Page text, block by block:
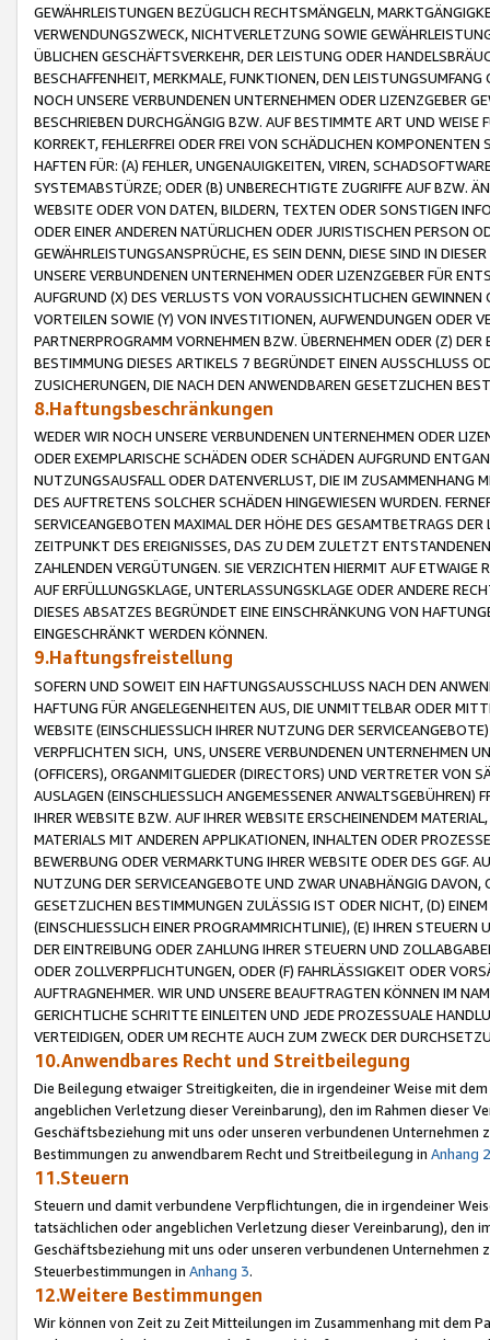
GEWÄHRLEISTUNGEN BEZÜGLICH RECHTSMÄNGELN,
VERWENDUNGSZWECK, NICHTVERLETZUNG SOWIE
ÜBLICHEN GESCHÄFTSVERKEHR, DER LEISTUNG ODER
BESCHAFFENHEIT, MERKMALE, FUNKTIONEN, DEN
NOCH UNSERE VERBUNDENEN UNTERNEHMEN ODER LIZENZGEBER
BESCHRIEBEN DURCHGÄNGIG BZW. AUF BESTIMMTE ART UND
KORREKT, FEHLERFREI ODER FREI VON SCHÄDLICHEN
HAFTEN FÜR: (A) FEHLER, UNGENAUIGKEITEN, VIREN,
SYSTEMABSTÜRZE; ODER (B) UNBERECHTIGTE ZUGRIFFE AUF BZW.
WEBSITE ODER VON DATEN, BILDERN, TEXTEN ODER SONSTIGEN
ODER EINER ANDEREN NATÜRLICHEN ODER JURISTISCHEN PERSON
GEWÄHRLEISTUNGSANSPRÜCHE, ES SEIN DENN, DIESE SIND IN
UNSERE VERBUNDENEN UNTERNEHMEN ODER LIZENZGEBER FÜR
AUFGRUND (X) DES VERLUSTS VON VORAUSSICHTLICHEN
VORTEILEN SOWIE (Y) VON INVESTITIONEN, AUFWENDUNGEN ODER
PARTNERPROGRAMM VORNEHMEN BZW. ÜBERNEHMEN ODER (Z)
BESTIMMUNG DIESES ARTIKELS 7 BEGRÜNDET EINEN AUSSCHLUSS
ZUSICHERUNGEN, DIE NACH DEN ANWENDBAREN GESETZLICHEN
8.Haftungsbeschränkungen
WEDER WIR NOCH UNSERE VERBUNDENEN UNTERNEHMEN ODER
ODER EXEMPLARISCHE SCHÄDEN ODER SCHÄDEN AUFGRUND
NUTZUNGSAUSFALL ODER DATENVERLUST, DIE IM ZUSAMMENHANG
DES AUFTRETENS SOLCHER SCHÄDEN HINGEWIESEN WURDEN.
SERVICEANGEBOTEN MAXIMAL DER HÖHE DES GESAMTBETRAGS
ZEITPUNKT DES EREIGNISSES, DAS ZU DEM ZULETZT
ZAHLENDEN VERGÜTUNGEN. SIE VERZICHTEN HIERMIT AUF
AUF ERFÜLLUNGSKLAGE, UNTERLASSUNGSKLAGE ODER ANDERE
DIESES ABSATZES BEGRÜNDET EINE EINSCHRÄNKUNG VON
EINGESCHRÄNKT WERDEN KÖNNEN.
9.Haftungsfreistellung
SOFERN UND SOWEIT EIN HAFTUNGSAUSSCHLUSS NACH DEN
HAFTUNG FÜR ANGELEGENHEITEN AUS, DIE UNMITTELBAR ODER
WEBSITE (EINSCHLIESSLICH IHRER NUTZUNG DER
VERPFLICHTEN SICH, UNS, UNSERE VERBUNDENEN UNTERNEHMEN
(OFFICERS), ORGANMITGLIEDER (DIRECTORS) UND VERTRETER VON
AUSLAGEN (EINSCHLIESSLICH ANGEMESSENER
IHRER WEBSITE BZW. AUF IHRER WEBSITE ERSCHEINENDEM
MATERIALS MIT ANDEREN APPLIKATIONEN, INHALTEN ODER
BEWERBUNG ODER VERMARKTUNG IHRER WEBSITE ODER DES GGF.
NUTZUNG DER SERVICEANGEBOTE UND ZWAR UNABHÄNGIG
GESETZLICHEN BESTIMMUNGEN ZULÄSSIG IST ODER NICHT, (D)
(EINSCHLIESSLICH EINER PROGRAMMRICHTLINIE), (E) IHREN
DER EINTREIBUNG ODER ZAHLUNG IHRER STEUERN UND
ODER ZOLLVERPFLICHTUNGEN, ODER (F) FAHRLÄSSIGKEIT ODER
AUFTRAGNEHMER. WIR UND UNSERE BEAUFTRAGTEN KÖNNEN IM
GERICHTLICHE SCHRITTE EINLEITEN UND JEDE PROZESSUALE
VERTEIDIGEN, ODER UM RECHTE AUCH ZUM ZWECK DER
10.Anwendbares Recht und Streitbeilegung
Die Beilegung etwaiger Streitigkeiten, die in irgendeiner Weise mit
angeblichen Verletzung dieser Vereinbarung), den im Rahmen dieser
Geschäftsbeziehung mit uns oder unseren verbundenen
Bestimmungen zu anwendbarem Recht und Streitbeilegung in Anhang 2
11.Steuern
Steuern und damit verbundene Verpflichtungen, die in irgendeiner
tatsächlichen oder angeblichen Verletzung dieser Vereinbarung), den
Geschäftsbeziehung mit uns oder unseren verbundenen
Steuerbestimmungen in Anhang 3.
12.Weitere Bestimmungen
Wir können von Zeit zu Zeit Mitteilungen im Zusammenhang mit dem